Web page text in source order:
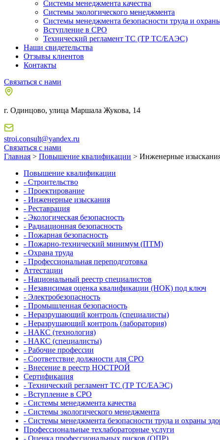
Системы менеджмента качества
Системы экологического менеджмента
Системы менеджмента безопасности труда и
Вступление в СРО
Технический регламент ТС (ТР ТС/ЕАЭС)
Наши свидетельства
Отзывы клиентов
Контакты
Связаться с нами
г. Одинцово, улица Маршала Жукова, 14
stroi.consult@yandex.ru
Связаться с нами
Главная > Повышение квалификации > Инженерные
Повышение квалификации
- Строительство
- Проектирование
- Инженерные изыскания
- Реставрация
- Экологическая безопасность
- Радиационная безопасность
- Пожарная безопасность
- Пожарно-технический минимум (ПТМ)
- Охрана труда
- Профессиональная переподготовка
Аттестации
- Национальный реестр специалистов
- Независимая оценка квалификации (НОК) под ключ
- Электробезопасность
- Промышленная безопасность
- Неразрушающий контроль (специалисты)
- Неразрушающий контроль (лаборатория)
- НАКС (технология)
- НАКС (специалисты)
- Рабочие профессии
- Соответствие должности для СРО
- Внесение в реестр НОСТРОЙ
Сертификация
- Технический регламент ТС (ТР ТС/ЕАЭС)
- Вступление в СРО
- Системы менеджмента качества
- Системы экологического менеджмента
- Системы менеджмента безопасности труда и охраны
Профессиональные техлабораторные услуги
- Оценка профессиональных рисков (ОПР)